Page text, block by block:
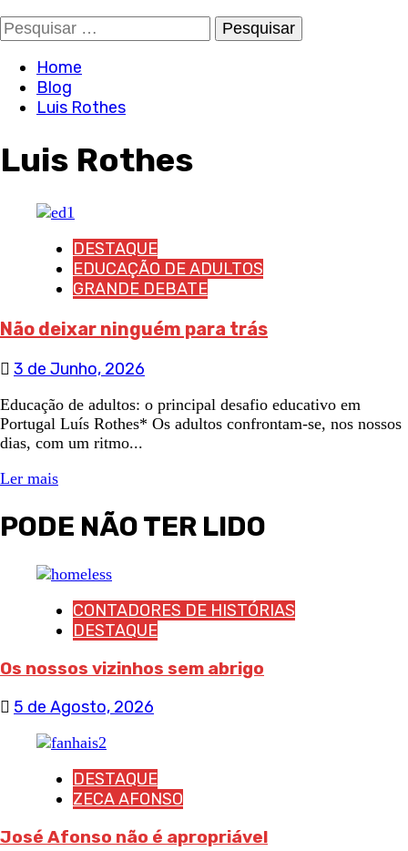
Pesquisar
por:
Home
Blog
Luis Rothes
Luis Rothes
DESTAQUE
EDUCAÇÃO DE ADULTOS
GRANDE DEBATE
Não deixar ninguém para trás
3 de Junho, 2026
Educação de adultos: o principal desafio educativo em
Portugal Luís Rothes* Os adultos confrontam-se, nos nossos
dias, com um ritmo...
Ler mais
PODE NÃO TER LIDO
CONTADORES DE HISTÓRIAS
DESTAQUE
Os nossos vizinhos sem abrigo
5 de Agosto, 2026
DESTAQUE
ZECA AFONSO
José Afonso não é apropriável